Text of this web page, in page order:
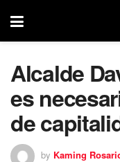
Alcalde
es
de
by Kaming